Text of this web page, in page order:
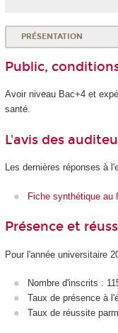
PRÉSENTATION
Public,
Avoir niveau Bac+4 et
santé.
L'avis des
Les dernières réponses à
Fiche synthétique au
Présence et
Pour l'année universitaire
Nombre d'inscrits :
Taux de présence à
Taux de réussite